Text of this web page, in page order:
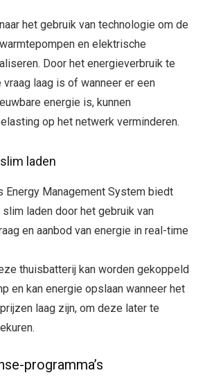
het gebruik van technologie om de
en elektrische
Door het energieverbruik te
vraag laag is of wanneer er een
energie is, kunnen
op het netwerk verminderen.
laden
Energy Management System biedt
laden door het gebruik van
en aanbod van energie in real-time
thuisbatterij kan worden gekoppeld
en kan energie opslaan wanneer het
laag zijn, om deze later te
programma’s